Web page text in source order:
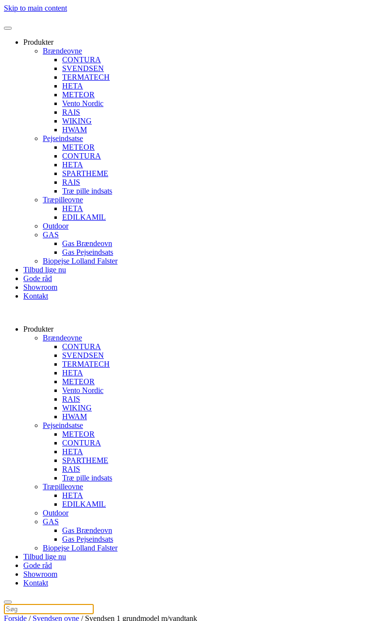
Skip to main content
Produkter
Brændeovne
CONTURA
SVENDSEN
TERMATECH
HETA
METEOR
Vento Nordic
RAIS
WIKING
HWAM
Pejseindsatse
METEOR
CONTURA
HETA
SPARTHEME
RAIS
Træ pille indsats
Træpilleovne
HETA
EDILKAMIL
Outdoor
GAS
Gas Brændeovn
Gas Pejseindsats
Biopejse Lolland Falster
Tilbud lige nu
Gode råd
Showroom
Kontakt
Produkter
Brændeovne
CONTURA
SVENDSEN
TERMATECH
HETA
METEOR
Vento Nordic
RAIS
WIKING
HWAM
Pejseindsatse
METEOR
CONTURA
HETA
SPARTHEME
RAIS
Træ pille indsats
Træpilleovne
HETA
EDILKAMIL
Outdoor
GAS
Gas Brændeovn
Gas Pejseindsats
Biopejse Lolland Falster
Tilbud lige nu
Gode råd
Showroom
Kontakt
Forside / Svendsen ovne / Svendsen 1 grundmodel m/vandtank